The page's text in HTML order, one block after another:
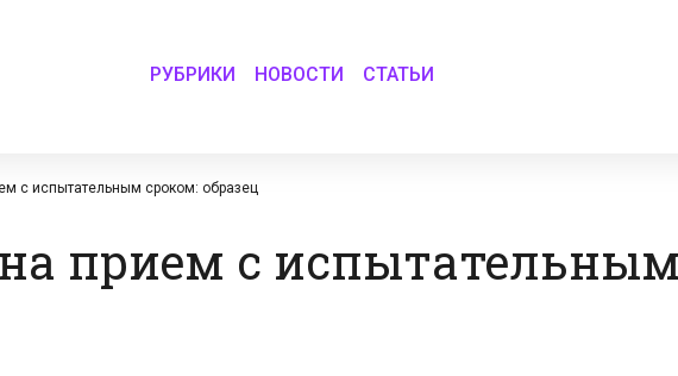
РУБРИКИ НОВОСТИ СТАТЬИ
с испытательным сроком: образец
прием с